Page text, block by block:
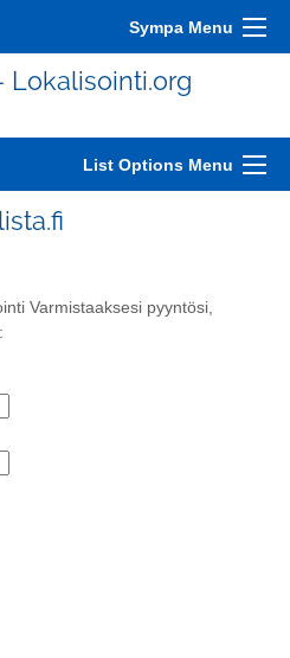
Sympa Menu
Lokalisointi.org
List Options Menu
Varmistaaksesi pyyntösi,